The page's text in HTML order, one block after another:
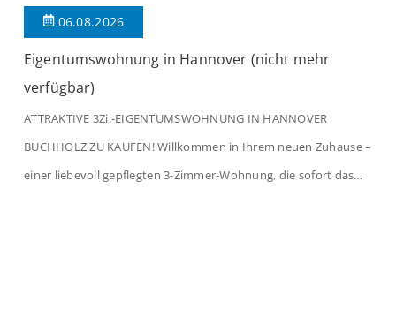
06.08.2026
Eigentumswohnung in Hannover (nicht mehr
verfügbar)
ATTRAKTIVE 3Zi.-EIGENTUMSWOHNUNG IN HANNOVER
BUCHHOLZ ZU KAUFEN! Willkommen in Ihrem neuen Zuhause –
einer liebevoll gepflegten 3-Zimmer-Wohnung, die sofort das